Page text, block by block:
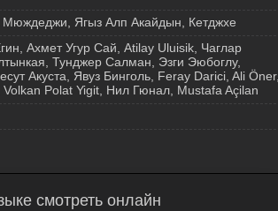
Мюждеджи, Ягыз Алп Акайдын, Кетджхе
Ахмет Угур Сай, Atilay Uluisik, Чаглар
Тунджер Салман, Эзги Эюбоглу,
Акуста, Явуз Бинголь, Feray Darici, Ali Öner,
Polat Yigit, Нил Гюнал, Mustafa Açilan
смотреть онлайн